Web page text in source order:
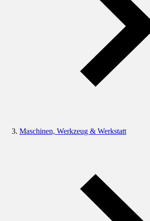
Maschinen, Werkzeug & Werkstatt